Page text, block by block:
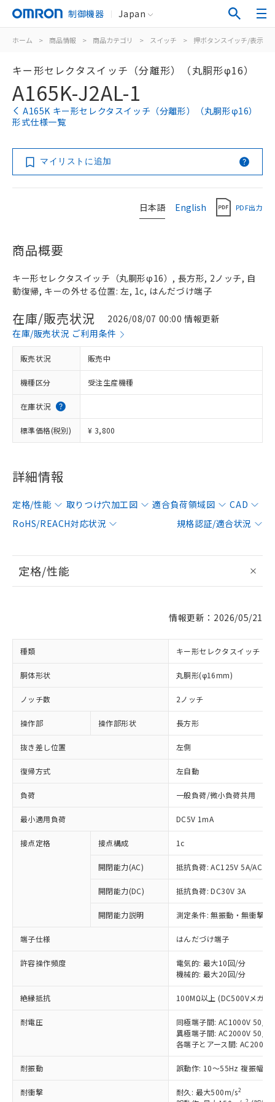
制御機器 Japan
ホーム > 商品情報 > 商品カテゴリ > スイッチ > 押ボタンスイッチ/表示灯
キー形セレクタスイッチ（分離形）（丸胴形φ16）
A165K-J2AL-1
A165K キー形セレクタスイッチ（分離形）（丸胴形φ16）
形式仕様一覧
マイリストに追加
日本語 English PDF出力
商品概要
キー形セレクタスイッチ（丸胴形φ16）, 長方形, 2ノッチ, 自
動復帰, キーの外せる位置: 左, 1c, はんだづけ端子
在庫/販売状況
2026/08/07 00:00 情報更新
在庫/販売状況 ご利用条件
販売状況 販売中
機種区分 受注生産機種
在庫状況
標準価格(税別) ¥ 3,800
詳細情報
定格/性能 取りつけ穴加工図 適合負荷領域図
CAD
RoHS/REACH対応状況
規格認証/適合状況
定格/性能
情報更新：2026/05/21
種類 キー形セレクタスイッチ
胴体形状 丸胴形(φ16mm)
ノッチ数 2ノッチ
操作部 操作部形状 長方形
抜き差し位置 左側
復帰方式 左自動
負荷 一般負荷/微小負荷共用
最小適用負荷 DC5V 1mA
接点定格 接点構成 1c
開閉能力(AC) 抵抗負荷: AC125V 5A/
開閉能力(DC) 抵抗負荷: DC30V 3A
開閉能力説明 測定条件: 無振動・無衝撃
端子仕様 はんだづけ端子
許容操作頻度
電気的: 最大10回/分
機械的: 最大20回/分
絶縁抵抗 100MΩ以上 (DC500Vメガ)
耐電圧
同極端子間: AC1000V 50/
異極端子間: AC2000V 50/
各端子とアース間:
耐振動 誤動作: 10～55Hz 複振幅
耐衝撃 耐久: 最大500m/s2
以下の条件をお読みいただき、同意のうえ
※1 対応状況
非含有に対応した製品が提供可能な商品で
対応予定：EU RoHS指令（10物質）の非含
有に対応した製品に切り替える予定のある
対応予定なし：EU RoHS指令（10物質）の
非含有に非対応の商品で、対応品を出す予